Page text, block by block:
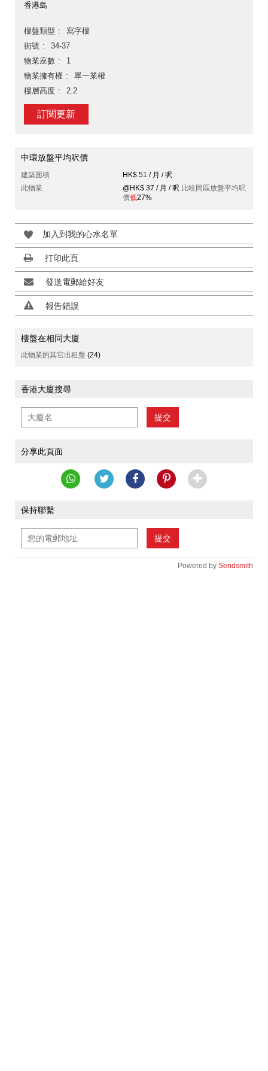
香港島
樓盤類型
寫字樓
街號
34-37
物業座數
1
物業擁有權
單一業權
樓層高度
2.2
訂閱更新
中環放盤平均呎價
建築面積
HK$ 51 / 月 / 呎
此物業
@HK$ 37 / 月 / 呎 比較同區放盤平均呎
價低27%
加入到我的心水名單
打印此頁
發送電郵給好友
報告錯誤
樓盤在相同大廈
此物業的其它出租盤 (24)
香港大廈搜尋
提交
分享此頁面
保持聯繫
提交
Powered by Sendsmith